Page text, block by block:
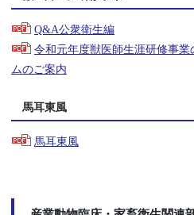
Q&A公衆衛生編
令和元年度獣医師生涯研修事
ムのご案内
馬耳東風
馬耳東風